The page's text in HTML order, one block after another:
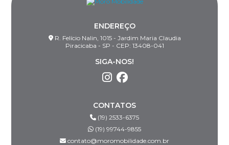
ENDEREÇO
R. Felício Nalin, 1015 - Jardim Maria Claudia
Piracicaba - SP - CEP: 13408-041
SIGA-NOS!
CONTATOS
(19) 2533-6375
(19) 99744-9855
contato@moromobilidade.com.br